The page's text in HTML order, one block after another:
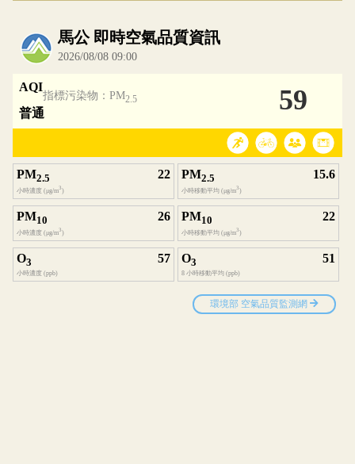
內嵌空氣品質小工具為視覺預覽，完整即時空